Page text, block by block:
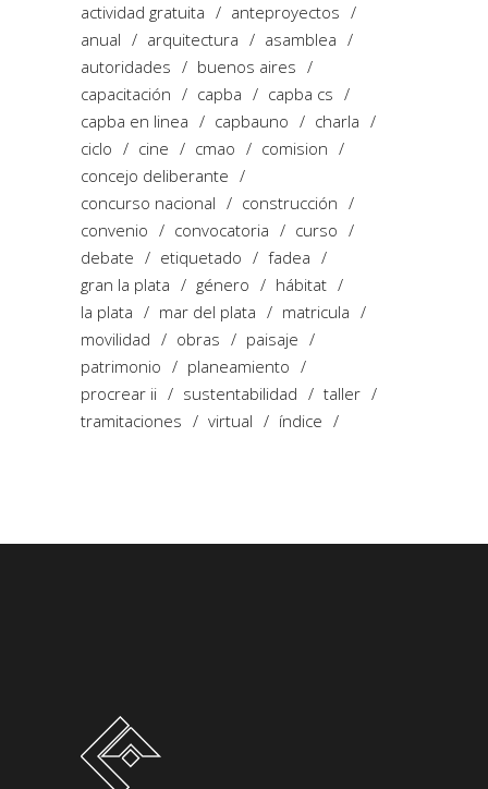
actividad gratuita
anteproyectos
anual
arquitectura
asamblea
autoridades
buenos aires
capacitación
capba
capba cs
capba en linea
capbauno
charla
ciclo
cine cmao
comision
concejo deliberante
concurso nacional
construcción
convenio
convocatoria
curso
debate
etiquetado
fadea
gran la plata
género
hábitat
la plata
mar del plata
matricula
movilidad
obras
paisaje
patrimonio
planeamiento
procrear ii
sustentabilidad
taller
tramitaciones
virtual índice